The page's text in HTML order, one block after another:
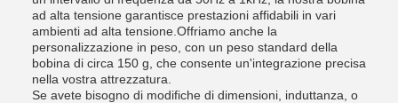
ad alta tensione garantisce prestazioni affidabili in vari
ambienti ad alta tensione.Offriamo anche la
personalizzazione in peso, con un peso standard della
bobina di circa 150 g, che consente un'integrazione precisa
nella vostra attrezzatura.
Se avete bisogno di modifiche di dimensioni, induttanza, o